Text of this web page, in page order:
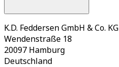
K.D. Feddersen GmbH & Co. KG
Wendenstraße 18
20097 Hamburg
Deutschland